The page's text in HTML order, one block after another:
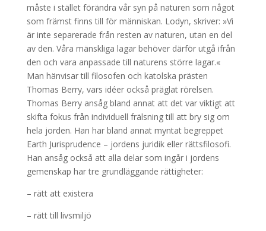
måste i stället förändra vår syn på naturen som något
som främst finns till för människan. Lodyn, skriver: »Vi
är inte separerade från resten av naturen, utan en del
av den. Våra mänskliga lagar behöver därför utgå ifrån
den och vara anpassade till naturens större lagar.«
Man hänvisar till filosofen och katolska prästen
Thomas Berry, vars idéer också präglat rörelsen.
Thomas Berry ansåg bland annat att det var viktigt att
skifta fokus från individuell frälsning till att bry sig om
hela jorden. Han har bland annat myntat begreppet
Earth Jurisprudence – jordens juridik eller rättsfilosofi.
Han ansåg också att alla delar som ingår i jordens
gemenskap har tre grundläggande rättigheter:
– rätt att existera
– rätt till livsmiljö